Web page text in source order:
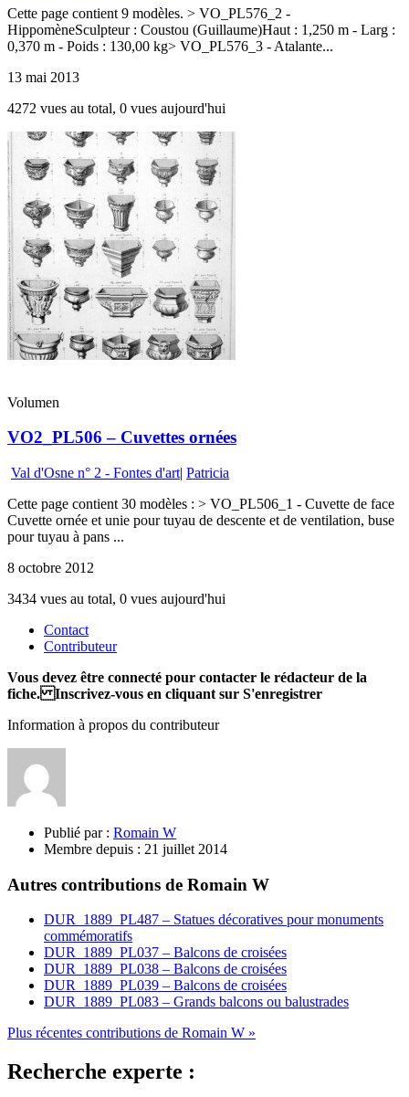
Cette page contient 9 modèles. > VO_PL576_2 -
HippomèneSculpteur : Coustou (Guillaume)Haut : 1,250 m - Larg :
0,370 m - Poids : 130,00 kg> VO_PL576_3 - Atalante...
13 mai 2013
4272 vues au total, 0 vues aujourd'hui
Volumen
VO2_PL506 – Cuvettes ornées
Val d'Osne n° 2 - Fontes d'art| Patricia
Cette page contient 30 modèles : > VO_PL506_1 - Cuvette de face
Cuvette ornée et unie pour tuyau de descente et de ventilation, buse
pour tuyau à pans ...
8 octobre 2012
3434 vues au total, 0 vues aujourd'hui
Contact
Contributeur
Vous devez être connecté pour contacter le rédacteur de la
fiche. Inscrivez-vous en cliquant sur S'enregistrer
Information à propos du contributeur
Publié par : Romain W
Membre depuis : 21 juillet 2014
Autres contributions de Romain W
DUR_1889_PL487 – Statues décoratives pour monuments
commémoratifs
DUR_1889_PL037 – Balcons de croisées
DUR_1889_PL038 – Balcons de croisées
DUR_1889_PL039 – Balcons de croisées
DUR_1889_PL083 – Grands balcons ou balustrades
Plus récentes contributions de Romain W »
Recherche experte :